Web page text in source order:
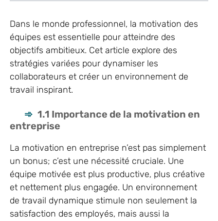
Dans le monde professionnel, la motivation des
équipes est essentielle pour atteindre des
objectifs ambitieux. Cet article explore des
stratégies variées pour dynamiser les
collaborateurs et créer un environnement de
travail inspirant.
1.1 Importance de la motivation en
entreprise
La motivation en entreprise n’est pas simplement
un bonus; c’est une nécessité cruciale. Une
équipe motivée est plus productive, plus créative
et nettement plus engagée. Un environnement
de travail dynamique stimule non seulement la
satisfaction des employés, mais aussi la